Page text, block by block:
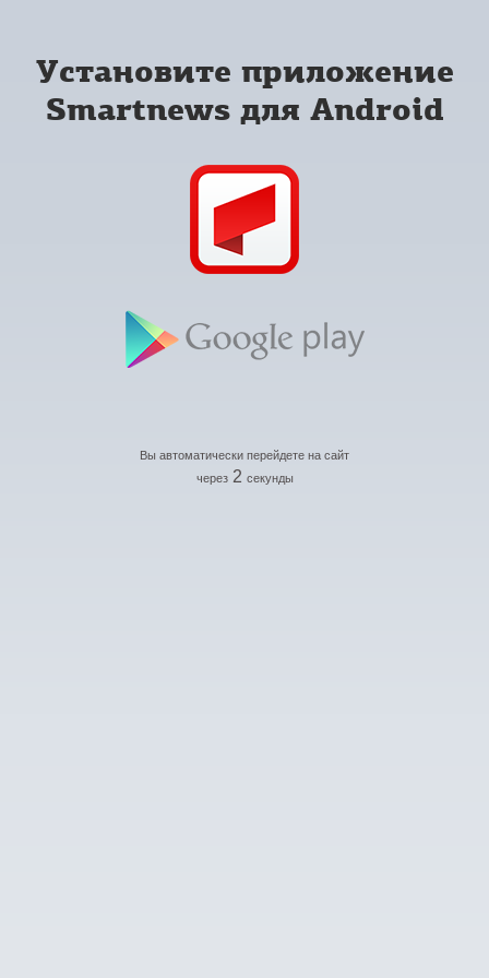
Установите приложение
Smartnews для Android
Вы автоматически перейдете на сайт
через 2 секунды